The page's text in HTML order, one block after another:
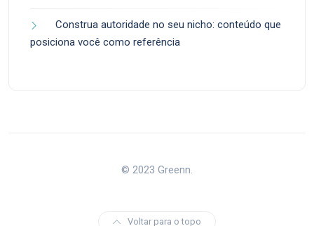
Construa autoridade no seu nicho: conteúdo que
posiciona você como referência
© 2023 Greenn.
Voltar para o topo